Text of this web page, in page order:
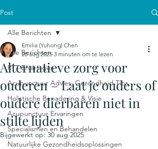
Post
Alle Berichten
RTT Ervaringen
Acupunctuur Advies, Gezondheid Tips
Holistische Benadering & Visie
Acupunctuur Ervaringen
Specialismen en Behandelen
Natuurlijke Gezondheidsoplossingen
Alle Berichten
Alternatieve zorg voor
ouderen – Laat je ouders of
oudere dierbaren niet in
stilte lijden
Emilia (Yuhong) Chen
28 aug 2025 3 minuten om te lezen
Bijgewerkt op: 30 aug 2025